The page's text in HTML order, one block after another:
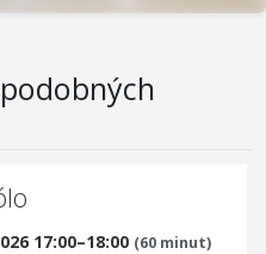
17:00–18:00 (60 minut)